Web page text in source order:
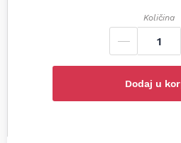
Količina
Dodaj u